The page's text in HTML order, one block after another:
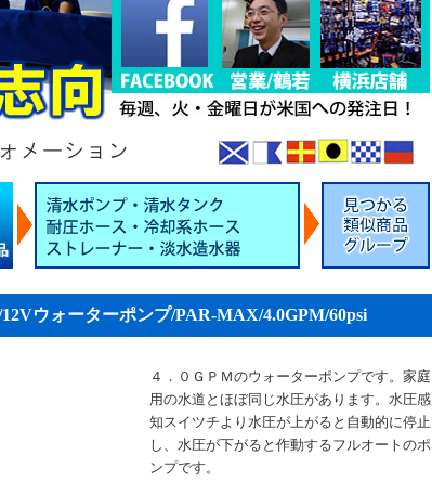
ウォーターポンプ/PAR-MAX/4.0GPM/60psi
４．０ＧＰＭのウォーターポンプです。家庭
用の水道とほぼ同じ水圧があります。水圧感
知スイツチより水圧が上がると自動的に停止
し、水圧が下がると作動するフルオートのポ
ンプです。